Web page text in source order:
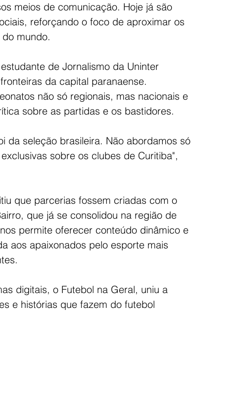
meios de comunicação. Hoje já são
reforçando o foco de aproximar os
mundo.
de Jornalismo da Uninter
da capital paranaense.
não só regionais, mas nacionais e
sobre as partidas e os bastidores.
da seleção brasileira. Não abordamos só
sobre os clubes de Curitiba",
que parcerias fossem criadas com o
que já se consolidou na região de
permite oferecer conteúdo dinâmico e
aos apaixonados pelo esporte mais
digitais, o Futebol na Geral, uniu a
e histórias que fazem do futebol